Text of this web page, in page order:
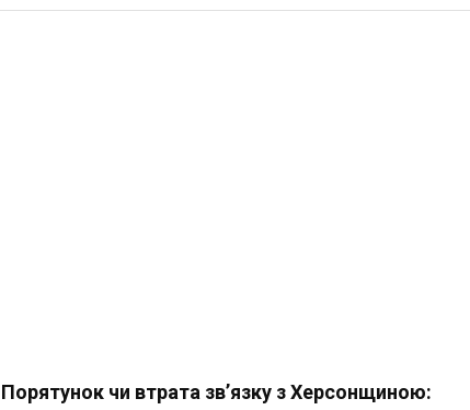
Порятунок чи втрата зв’язку з Херсонщиною: